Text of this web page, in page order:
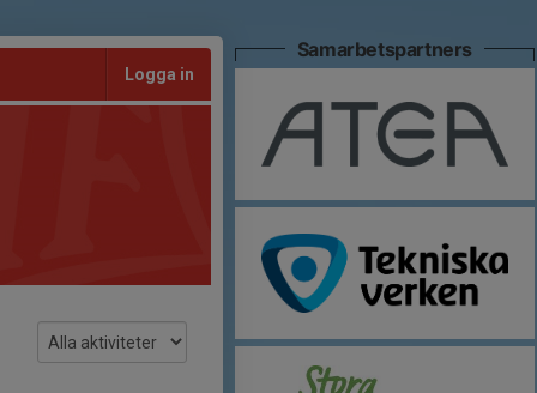
Logga in
Samarbetspartners